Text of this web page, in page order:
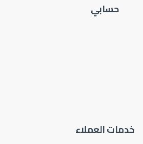
حسابي
خدمات العملاء